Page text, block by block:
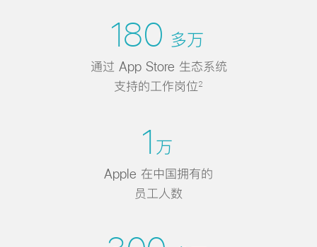
180 多万
通过 App Store 生态系统
支持的工作岗位2
1 万
Apple 在中国拥有的
员工人数